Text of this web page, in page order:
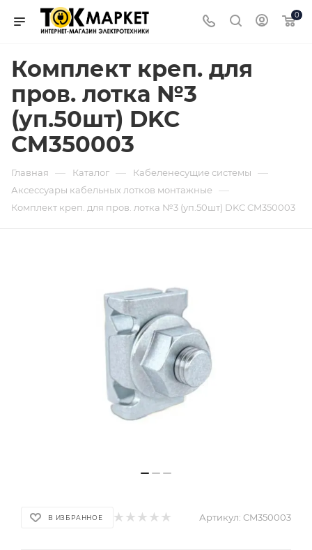
0
Комплект креп. для
пров. лотка №3
(уп.50шт) DKC
CM350003
Главная — Каталог — Кабеленесущие системы —
Аксессуары кабельных лотков монтажные —
Комплект креп. для пров. лотка №3 (уп.50шт) DKC CM350003
В ИЗБРАННОЕ Артикул: CM350003